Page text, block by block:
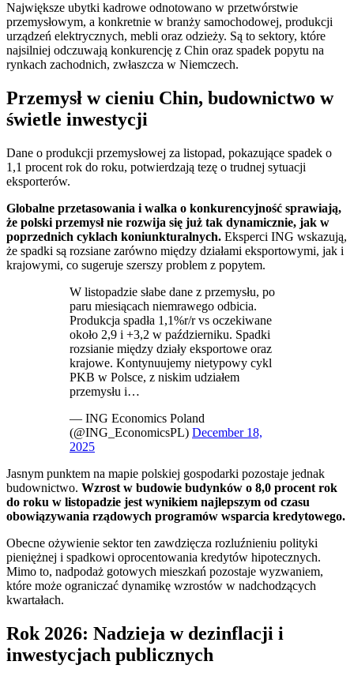
Największe ubytki kadrowe odnotowano w przetwórstwie
przemysłowym, a konkretnie w branży samochodowej, produkcji
urządzeń elektrycznych, mebli oraz odzieży. Są to sektory, które
najsilniej odczuwają konkurencję z Chin oraz spadek popytu na
rynkach zachodnich, zwłaszcza w Niemczech.
Przemysł w cieniu Chin, budownictwo w
świetle inwestycji
Dane o produkcji przemysłowej za listopad, pokazujące spadek o
1,1 procent rok do roku, potwierdzają tezę o trudnej sytuacji
eksporterów.
Globalne przetasowania i walka o konkurencyjność sprawiają,
że polski przemysł nie rozwija się już tak dynamicznie, jak w
poprzednich cyklach koniunkturalnych. Eksperci ING wskazują,
że spadki są rozsiane zarówno między działami eksportowymi, jak i
krajowymi, co sugeruje szerszy problem z popytem.
W listopadzie słabe dane z przemysłu, po
paru miesiącach niemrawego odbicia.
Produkcja spadła 1,1%r/r vs oczekiwane
około 2,9 i +3,2 w październiku. Spadki
rozsianie między działy eksportowe oraz
krajowe. Kontynuujemy nietypowy cykl
PKB w Polsce, z niskim udziałem
przemysłu i…
— ING Economics Poland
(@ING_EconomicsPL) December 18,
2025
Jasnym punktem na mapie polskiej gospodarki pozostaje jednak
budownictwo. Wzrost w budowie budynków o 8,0 procent rok
do roku w listopadzie jest wynikiem najlepszym od czasu
obowiązywania rządowych programów wsparcia kredytowego.
Obecne ożywienie sektor ten zawdzięcza rozluźnieniu polityki
pieniężnej i spadkowi oprocentowania kredytów hipotecznych.
Mimo to, nadpodaż gotowych mieszkań pozostaje wyzwaniem,
które może ograniczać dynamikę wzrostów w nadchodzących
kwartałach.
Rok 2026: Nadzieja w dezinflacji i
inwestycjach publicznych